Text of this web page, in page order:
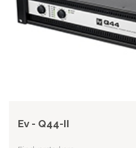
Ev - Q44-II